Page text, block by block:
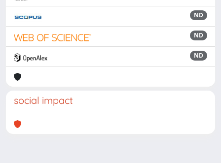
ND
ND
ND
social impact